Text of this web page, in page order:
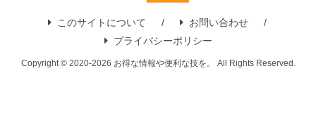
このサイトについて
お問い合わせ
プライバシーポリシー
Copyright © 2020-2026 お得な情報や便利な技を。 All Rights Reserved.